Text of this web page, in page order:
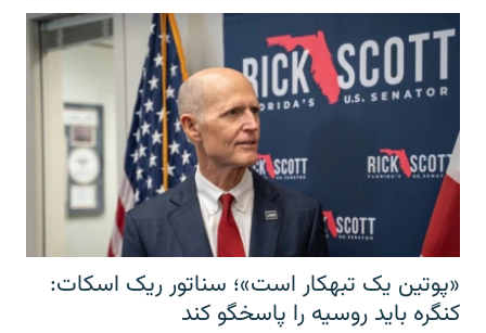
«پوتین یک تبهکار است»؛ سناتور ریک اسکات:
کنگره باید روسیه را پاسخگو کند